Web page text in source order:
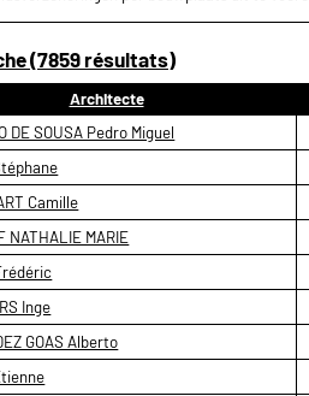
(7859 résultats)
Architecte
DE SOUSA Pedro Miguel
Camille
NATHALIE MARIE
Inge
GOAS Alberto